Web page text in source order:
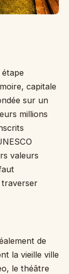
capitale
sur un
millions
valeurs
traverser
de
la vieille ville
le théâtre